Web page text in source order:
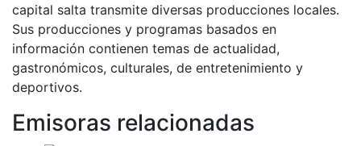
capital salta transmite diversas producciones locales.
Sus producciones y programas basados en
información contienen temas de actualidad,
gastronómicos, culturales, de entretenimiento y
deportivos.
Emisoras relacionadas